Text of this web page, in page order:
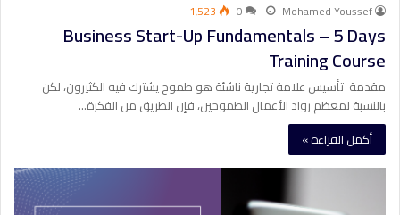
Mohamed Youssef
0 1٬523
Business Start-Up Fundamentals – 5 Days
Training Course
مقدمة تأسيس علامة تجارية ناشئة هو طموح يشترك فيه الكثيرون، لكن
بالنسبة لمعظم رواد الأعمال الطموحين، فإن الطريق من الفكرة…
أكمل القراءة »